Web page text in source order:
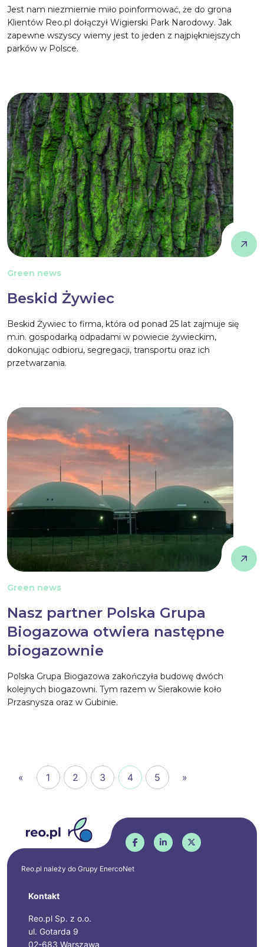
Jest nam niezmiernie miło poinformować, że do grona
Klientów Reo.pl dołączył Wigierski Park Narodowy. Jak
zapewne wszyscy wiemy jest to jeden z najpiękniejszych
parków w Polsce.
Green news
Beskid Żywiec
Beskid Żywiec to firma, która od ponad 25 lat zajmuje się
m.in. gospodarką odpadami w powiecie żywieckim,
dokonując odbioru, segregacji, transportu oraz ich
przetwarzania.
Green news
Nasz partner Polska Grupa
Biogazowa otwiera następne
biogazownie
Polska Grupa Biogazowa zakończyła budowę dwóch
kolejnych biogazowni. Tym razem w Sierakowie koło
Przasnysza oraz w Gubinie.
« 1 2 3 4 5 »
Reo.pl należy do Grupy EnercoNet
Kontakt
Reo.pl Sp. z o.o.
ul. Gotarda 9
02-683 Warszawa